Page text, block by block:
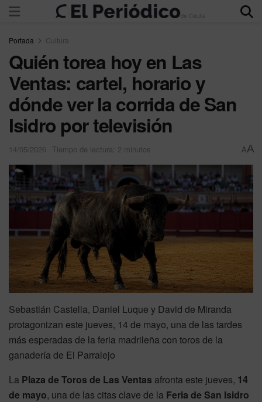
Portada Cultura
Quién torea hoy en Las
Ventas: cartel, horario y
dónde ver la corrida de San
Isidro por televisión
14/05/2026 Tiempo de lectura: 2 minutos AA
Sebastián Castella, Daniel Luque y David de Miranda
protagonizan este jueves, 14 de mayo, una de las tardes
más esperadas de la feria madrileña con toros de la
ganadería de El Parralejo
La Plaza de Toros de Las Ventas afronta este jueves, 14
de mayo, una de las citas clave de la Feria de San Isidro